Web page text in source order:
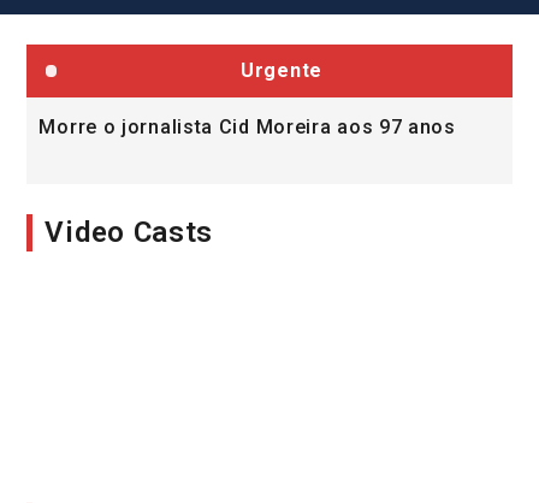
Urgente
o jornalista Cid Moreira aos 97 anos
Video Casts